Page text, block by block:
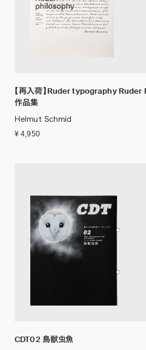
【再入荷】Ruder typography Ruder
作品集
Helmut Schmid
¥ 4,950
CDT02 鳥獣虫魚